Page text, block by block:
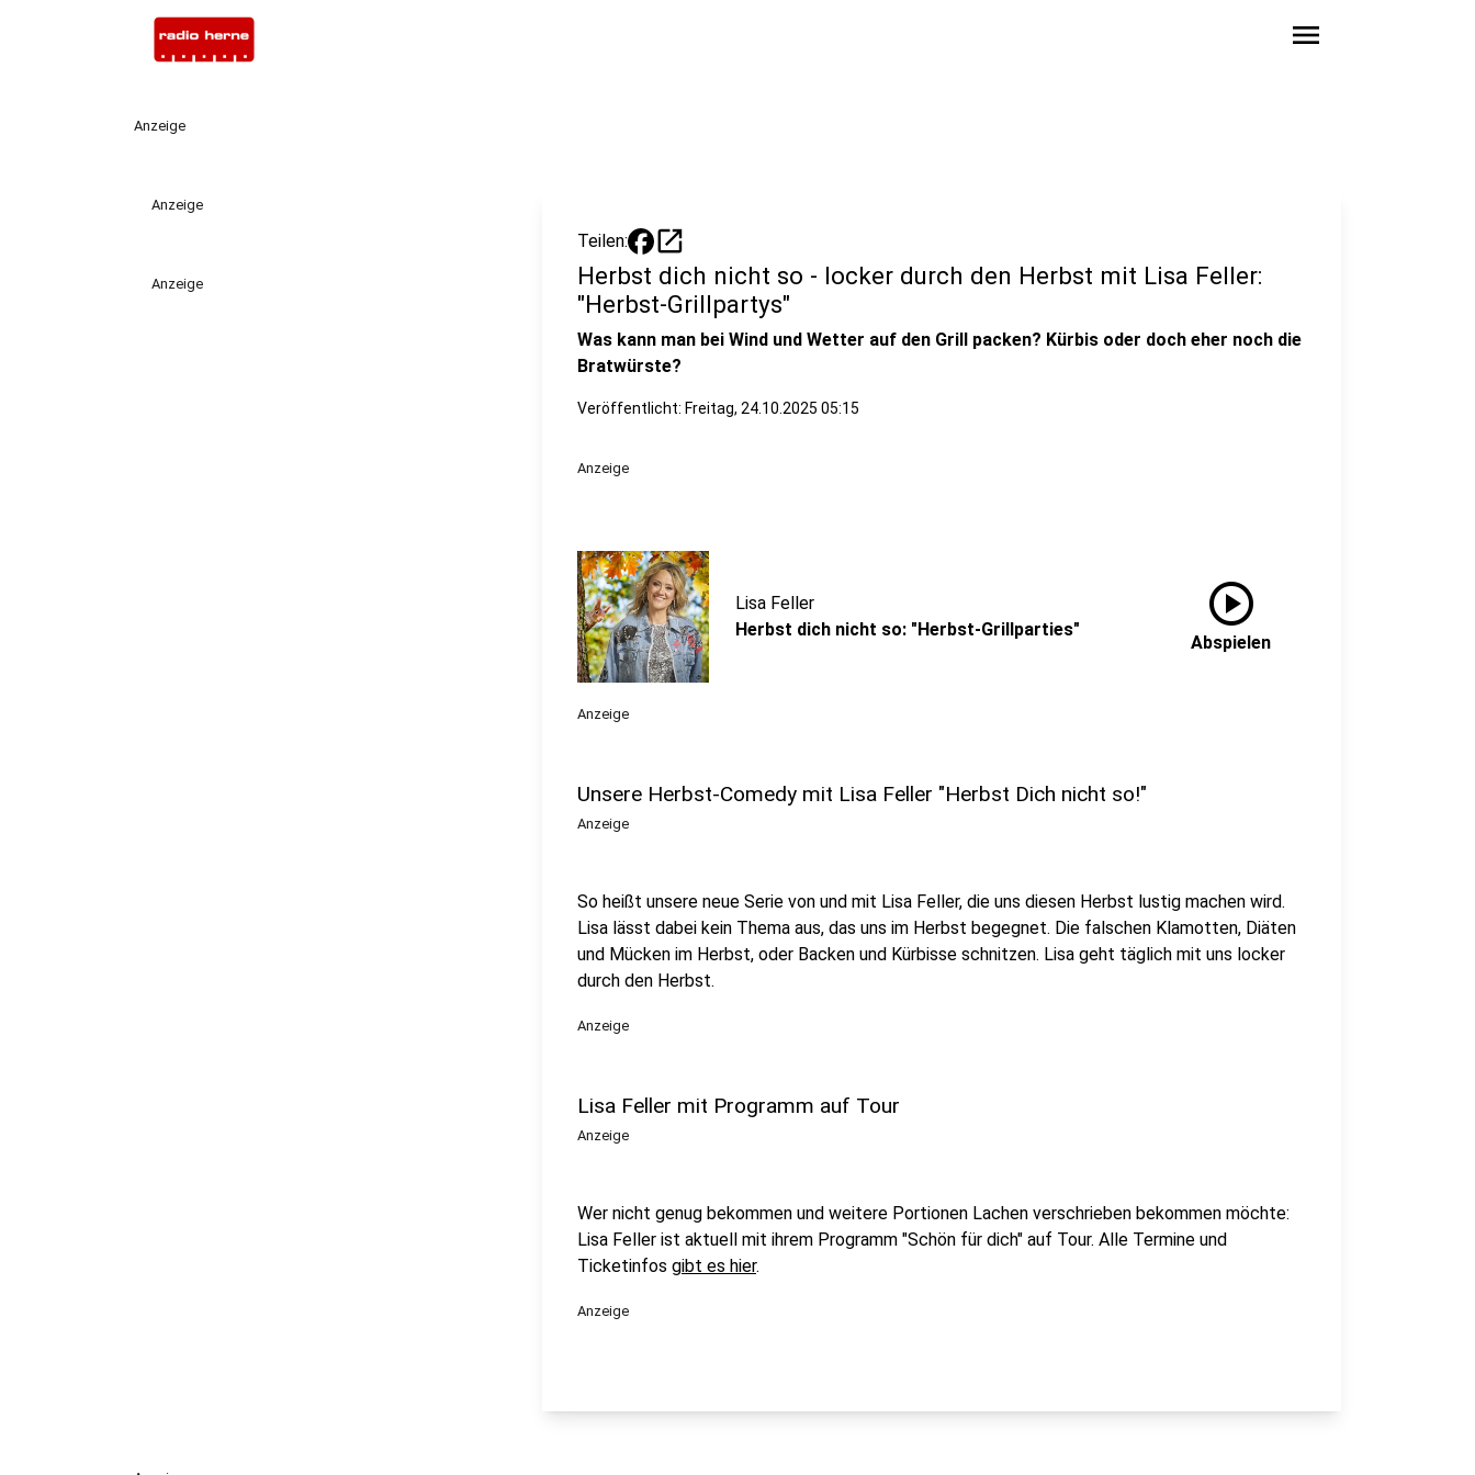
menu
Anzeige
Anzeige
Anzeige
Teilen: open_in_new
Herbst dich nicht so - locker durch den Herbst mit Lisa Feller:
"Herbst-Grillpartys"
Was kann man bei Wind und Wetter auf den Grill packen? Kürbis oder doch eher noch die
Bratwürste?
Veröffentlicht: Freitag, 24.10.2025 05:15
Anzeige
Lisa Feller
Herbst dich nicht so: "Herbst-Grillparties"
play_circle
Abspielen
Anzeige
Unsere Herbst-Comedy mit Lisa Feller "Herbst Dich nicht so!"
Anzeige
So heißt unsere neue Serie von und mit Lisa Feller, die uns diesen Herbst lustig machen wird.
Lisa lässt dabei kein Thema aus, das uns im Herbst begegnet. Die falschen Klamotten, Diäten
und Mücken im Herbst, oder Backen und Kürbisse schnitzen. Lisa geht täglich mit uns locker
durch den Herbst.
Anzeige
Lisa Feller mit Programm auf Tour
Anzeige
Wer nicht genug bekommen und weitere Portionen Lachen verschrieben bekommen möchte:
Lisa Feller ist aktuell mit ihrem Programm "Schön für dich" auf Tour. Alle Termine und
Ticketinfos gibt es hier.
Anzeige